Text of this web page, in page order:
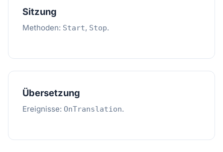
Sitzung
Methoden: Start, Stop.
Übersetzung
Ereignisse: OnTranslation.